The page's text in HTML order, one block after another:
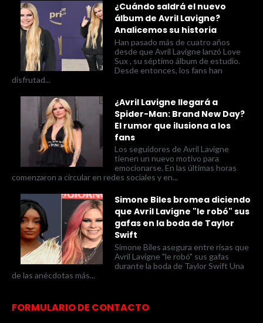
¿Cuándo saldrá el nuevo
álbum de Avril Lavigne?
Analicemos su historia
Han pasado más de cuatro años
desde que Avril Lavigne lanzó Love
Sux , su séptimo álbum de estudio.
Desde entonces, los fans han
disfrutad...
¿Avril Lavigne llegará a
Spider-Man: Brand New Day?
El rumor que ilusiona a los
fans
Los seguidores de Avril Lavigne
tienen un nuevo motivo para
emocionarse. En las últimas horas
comenzaron a circular en redes sociales y en...
Simone Biles bromea diciendo
que Avril Lavigne "le robó" sus
gafas en la boda de Taylor
Swift
Simone Biles asegura entre risas que
Avril Lavigne "le robó" sus gafas
durante la boda de Taylor Swift Una
de las anécdotas más...
FORMULARIO DE CONTACTO